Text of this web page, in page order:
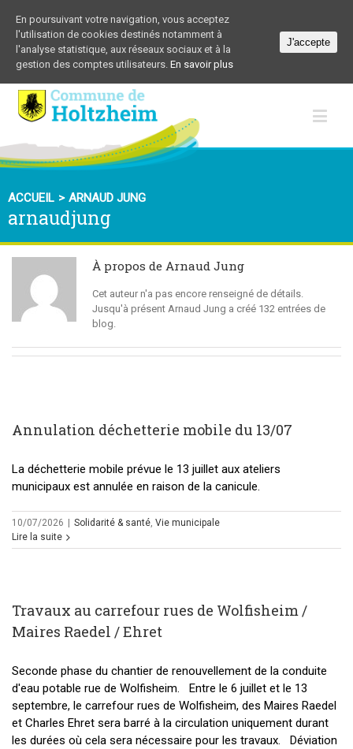
ACCUEIL > ARNAUD JUNG
arnaudjung
À propos de Arnaud Jung
Cet auteur n'a pas encore renseigné de détails.
Jusqu'à présent Arnaud Jung a créé 132 entrées de
blog.
Annulation déchetterie mobile du 13/07
La déchetterie mobile prévue le 13 juillet aux ateliers
municipaux est annulée en raison de la canicule.
10/07/2026 Solidarité & santé, Vie municipale
Lire la suite
Travaux au carrefour rues de Wolfisheim /
Maires Raedel / Ehret
Seconde phase du chantier de renouvellement de la conduite
d'eau potable rue de Wolfisheim. Entre le 6 juillet et le 13
septembre, le carrefour rues de Wolfisheim, des Maires Raedel
et Charles Ehret sera barré à la circulation uniquement durant
les durées où cela sera nécessaire pour les travaux. Déviation
En poursuivant votre navigation, vous acceptez
l'utilisation de cookies destinés notamment à
l'analyse statistique, aux réseaux sociaux et à la
gestion des comptes utilisateurs. En savoir plus
J'accepte